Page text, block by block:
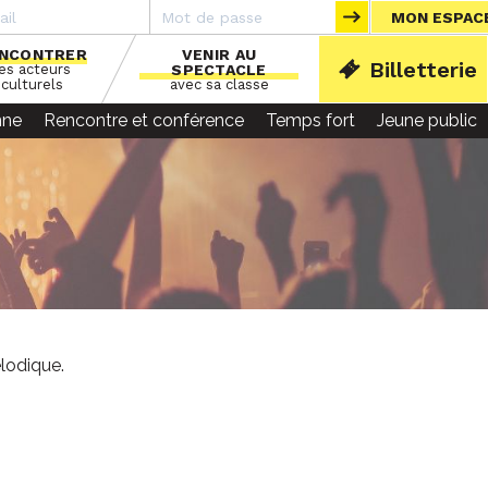
MON
acteurs
culturels
VENIR AU
SPECTACLE
avec sa classe
Billetterie
Rencontre et conférence Temps fort Jeune public